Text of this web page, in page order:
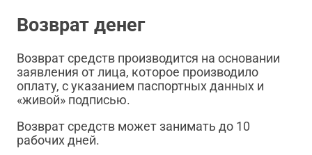
Возврат денег
Возврат средств производится на основании
заявления от лица, которое производило
оплату, с указанием паспортных данных и
«живой» подписью.
Возврат средств может занимать до 10
рабочих дней.